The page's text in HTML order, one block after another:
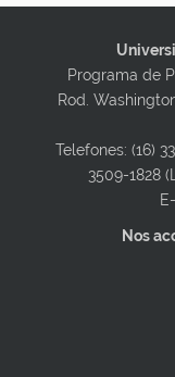
Programa de
Rod.
Telefones: (16)
3509-1828
Nos